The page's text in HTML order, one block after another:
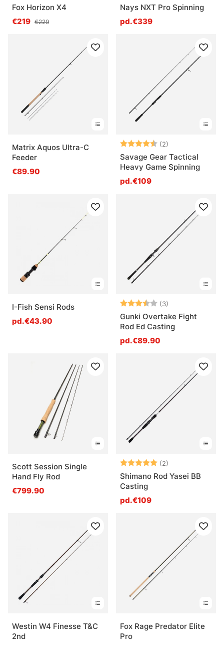
Fox Horizon X4
€219 €229
Nays NXT Pro Spinning
pd.€339
Matrix Aquos Ultra-C
Feeder
€89.90
Note: (2)
Savage Gear Tactical
Heavy Game Spinning
pd.€109
I-Fish Sensi Rods
pd.€43.90
Note: (3)
Gunki Overtake Fight
Rod Ed Casting
pd.€89.90
Scott Session Single
Hand Fly Rod
€799.90
Note: (2)
Shimano Rod Yasei BB
Casting
pd.€109
Westin W4 Finesse T&C
2nd
Fox Rage Predator Elite
Pro